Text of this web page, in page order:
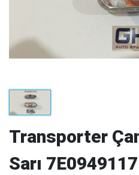
Transporter
Sarı 7E0949117